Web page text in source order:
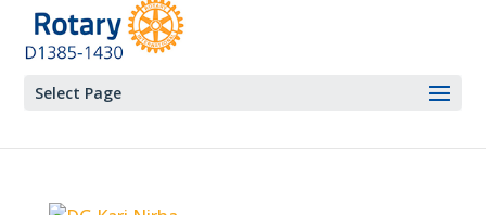
Select Page